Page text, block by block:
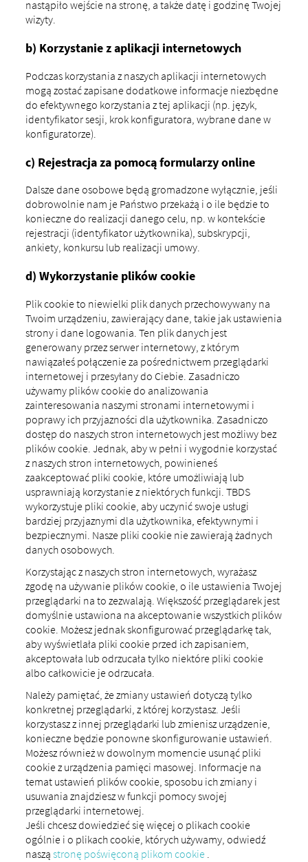
nastąpiło wejście na stronę, a także datę i godzinę Twojej
wizyty.
b) Korzystanie z aplikacji internetowych
Podczas korzystania z naszych aplikacji internetowych
mogą zostać zapisane dodatkowe informacje niezbędne
do efektywnego korzystania z tej aplikacji (np. język,
identyfikator sesji, krok konfiguratora, wybrane dane w
konfiguratorze).
c) Rejestracja za pomocą formularzy online
Dalsze dane osobowe będą gromadzone wyłącznie, jeśli
dobrowolnie nam je Państwo przekażą i o ile będzie to
konieczne do realizacji danego celu, np. w kontekście
rejestracji (identyfikator użytkownika), subskrypcji,
ankiety, konkursu lub realizacji umowy.
d) Wykorzystanie plików cookie
Plik cookie to niewielki plik danych przechowywany na
Twoim urządzeniu, zawierający dane, takie jak ustawienia
strony i dane logowania. Ten plik danych jest
generowany przez serwer internetowy, z którym
nawiązałeś połączenie za pośrednictwem przeglądarki
internetowej i przesyłany do Ciebie. Zasadniczo
używamy plików cookie do analizowania
zainteresowania naszymi stronami internetowymi i
poprawy ich przyjazności dla użytkownika. Zasadniczo
dostęp do naszych stron internetowych jest możliwy bez
plików cookie. Jednak, aby w pełni i wygodnie korzystać
z naszych stron internetowych, powinieneś
zaakceptować pliki cookie, które umożliwiają lub
usprawniają korzystanie z niektórych funkcji. TBDS
wykorzystuje pliki cookie, aby uczynić swoje usługi
bardziej przyjaznymi dla użytkownika, efektywnymi i
bezpiecznymi. Nasze pliki cookie nie zawierają żadnych
danych osobowych.
Korzystając z naszych stron internetowych, wyrażasz
zgodę na używanie plików cookie, o ile ustawienia Twojej
przeglądarki na to zezwalają. Większość przeglądarek jest
domyślnie ustawiona na akceptowanie wszystkich plików
cookie. Możesz jednak skonfigurować przeglądarkę tak,
aby wyświetlała pliki cookie przed ich zapisaniem,
akceptowała lub odrzucała tylko niektóre pliki cookie
albo całkowicie je odrzucała.
Należy pamiętać, że zmiany ustawień dotyczą tylko
konkretnej przeglądarki, z której korzystasz. Jeśli
korzystasz z innej przeglądarki lub zmienisz urządzenie,
konieczne będzie ponowne skonfigurowanie ustawień.
Możesz również w dowolnym momencie usunąć pliki
cookie z urządzenia pamięci masowej. Informacje na
temat ustawień plików cookie, sposobu ich zmiany i
usuwania znajdziesz w funkcji pomocy swojej
przeglądarki internetowej.
Jeśli chcesz dowiedzieć się więcej o plikach cookie
ogólnie i o plikach cookie, których używamy, odwiedź
naszą stronę poświęconą plikom cookie .